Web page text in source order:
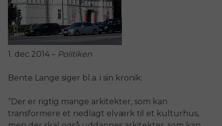
1. dec 2014 – Politiken
Bente Lange siger bl.a. i sin kronik:
“Der er rigtig mange arkitekter, som kan
transformere et nedlagt elværk til et kulturhus,